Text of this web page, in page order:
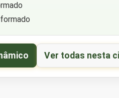
Ver todas nesta